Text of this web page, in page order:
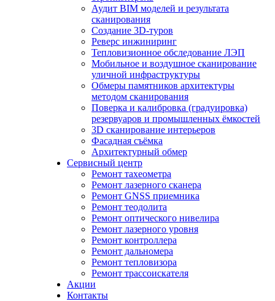
Аудит BIM моделей и результата
сканирования
Создание 3D-туров
Реверс инжиниринг
Тепловизионное обследование ЛЭП
Мобильное и воздушное сканирование
уличной инфраструктуры
Обмеры памятников архитектуры
методом сканирования
Поверка и калибровка (градуировка)
резервуаров и промышленных ёмкостей
3D сканирование интерьеров
Фасадная съёмка
Архитектурный обмер
Сервисный центр
Ремонт тахеометра
Ремонт лазерного сканера
Ремонт GNSS приемника
Ремонт теодолита
Ремонт оптического нивелира
Ремонт лазерного уровня
Ремонт контроллера
Ремонт дальномера
Ремонт тепловизора
Ремонт трассоискателя
Акции
Контакты